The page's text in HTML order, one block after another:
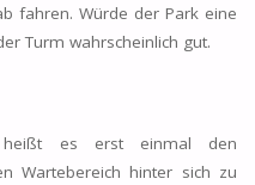
fahren. Würde der Park eine
Turm wahrscheinlich gut.
es erst einmal den
Wartebereich hinter sich zu